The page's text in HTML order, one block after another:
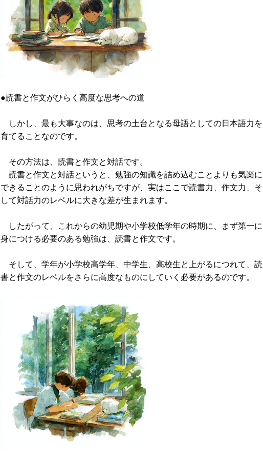
●読書と作文がひらく高度な思考への道
しかし、最も大事なのは、思考の土台となる母語としての日本語力を
育てることなのです。
その方法は、読書と作文と対話です。
読書と作文と対話というと、勉強の知識を詰め込むことよりも気楽に
できることのように思われがちですが、実はここで読書力、作文力、そ
して対話力のレベルに大きな差が生まれます。
したがって、これからの幼児期や小学校低学年の時期に、まず第一に
身につける必要のある勉強は、読書と作文です。
そして、学年が小学校高学年、中学生、高校生と上がるにつれて、読
書と作文のレベルをさらに高度なものにしていく必要があるのです。